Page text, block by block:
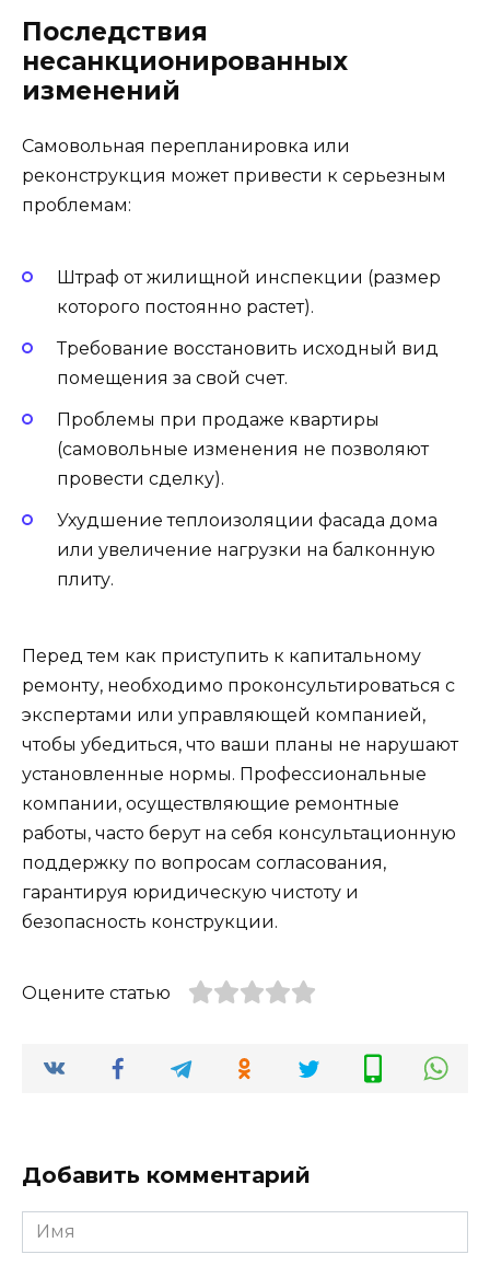
Последствия
несанкционированных
изменений
Самовольная перепланировка или
реконструкция может привести к серьезным
проблемам:
Штраф от жилищной инспекции (размер
которого постоянно растет).
Требование восстановить исходный вид
помещения за свой счет.
Проблемы при продаже квартиры
(самовольные изменения не позволяют
провести сделку).
Ухудшение теплоизоляции фасада дома
или увеличение нагрузки на балконную
плиту.
Перед тем как приступить к капитальному
ремонту, необходимо проконсультироваться с
экспертами или управляющей компанией,
чтобы убедиться, что ваши планы не нарушают
установленные нормы. Профессиональные
компании, осуществляющие ремонтные
работы, часто берут на себя консультационную
поддержку по вопросам согласования,
гарантируя юридическую чистоту и
безопасность конструкции.
Оцените статью
Добавить комментарий
Имя
*